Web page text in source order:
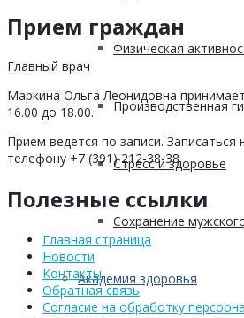
Физическая
Производственная
Стресс и здоровье
Сохранение
Академия здоровья
Прием граждан
Главный врач
Маркина Ольга Леонидовна
16.00 до 18.00.
Прием ведется по записи.
телефону +7 (391) 212-38-38
Полезные ссылки
Главная страница
Новости
Контакты
Обратная связь
Согласие на обработку